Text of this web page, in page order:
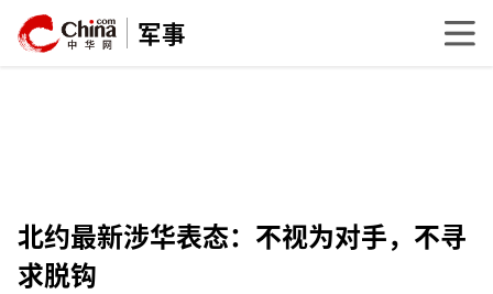
军事
北约最新涉华表态：不视为对手，不寻
求脱钩